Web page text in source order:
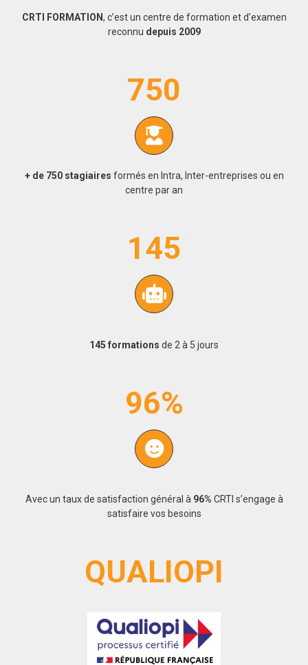
CRTI FORMATION, c’est un centre de formation et d’examen
reconnu depuis 2009
750
+ de 750 stagiaires formés en Intra, Inter-entreprises ou en
centre par an
145
145 formations de 2 à 5 jours
96%
Avec un taux de satisfaction général à 96% CRTI s’engage à
satisfaire vos besoins
QUALIOPI